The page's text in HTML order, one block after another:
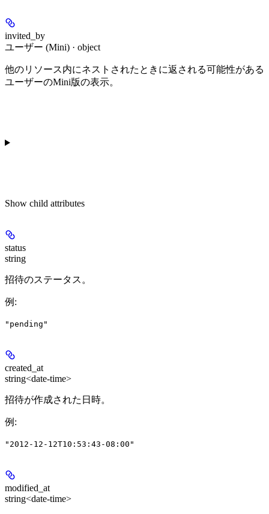
invited_by
ユーザー (Mini) · object
他のリソース内にネストされたときに返される可能性がある
ユーザーのMini版の表示。
Show child attributes
status
string
招待のステータス。
例 :
"pending"
created_at
string<date-time>
招待が作成された日時。
例 :
"2012-12-12T10:53:43-08:00"
modified_at
string<date-time>